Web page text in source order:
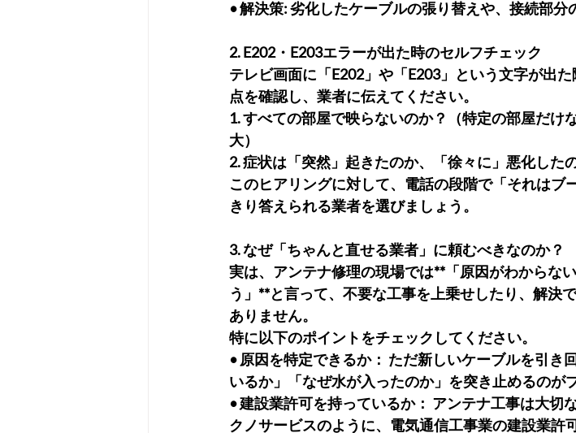
• 解決策: 劣化したケーブルの張り替えや、接続部分
2. E202・E203エラーが出た時のセルフチェック
テレビ画面に「E202」や「E203」という文字が出
点を確認し、業者に伝えてください。
1. すべての部屋で映らないのか？（特定の部屋だけ
大）
2. 症状は「突然」起きたのか、「徐々に」悪化した
このヒアリングに対して、電話の段階で「それはブ
きり答えられる業者を選びましょう。
3. なぜ「ちゃんと直せる業者」に頼むべきなのか？
実は、アンテナ修理の現場では**「原因がわからな
う」**と言って、不要な工事を上乗せしたり、解決
ありません。
特に以下のポイントをチェックしてください。
• 原因を特定できるか： ただ新しいケーブルを引き
いるか」「なぜ水が入ったのか」を突き止めるのが
• 建設業許可を持っているか： アンテナ工事は大切
クノサービスのように、電気通信工事業の建設業許